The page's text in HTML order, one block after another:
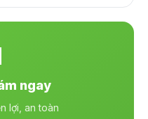
ngay
lợi, an toàn